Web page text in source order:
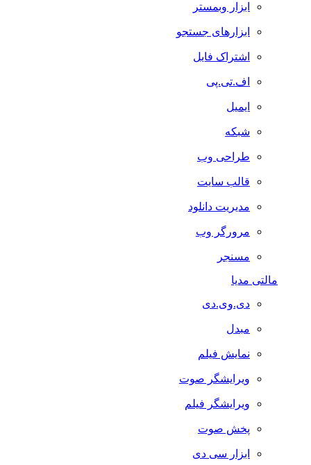
ابزار وبمستر
ابزارهای جستجو
اشتراک فایل
اف.تی.پی
ایمیل
شبکه
طراحی وب
قالب سایت
مدیریت دانلود
مرورگر وب
مسنجر
مالتی مدیا
دی.وی.دی
مبدل
نمایش فیلم
ویرایشگر صوت
ویرایشگر فیلم
پخش صوت
ابزار سی دی